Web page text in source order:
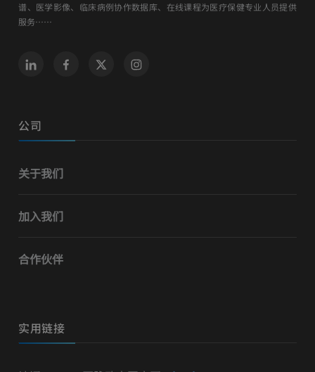
谱、医学影像、临床病例协作数据库、在线课程为医疗保健专业人员提供
服务……
公司
关于我们
加入我们
合作伙伴
实用链接